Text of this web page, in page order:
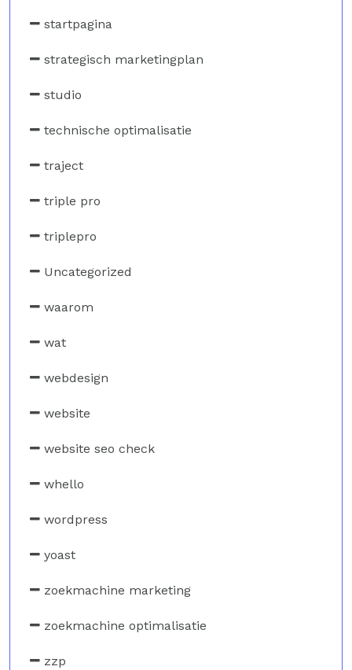
startpagina
strategisch marketingplan
studio
technische optimalisatie
traject
triple pro
triplepro
Uncategorized
waarom
wat
webdesign
website
website seo check
whello
wordpress
yoast
zoekmachine marketing
zoekmachine optimalisatie
zzp